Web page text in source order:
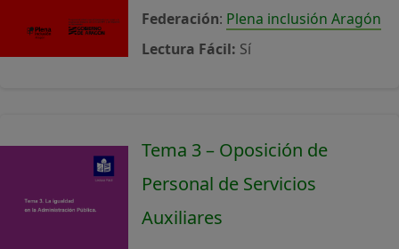
Federación: Plena inclusión Aragón
Lectura Fácil: Sí
Tema 3 – Oposición de
Personal de Servicios
Auxiliares